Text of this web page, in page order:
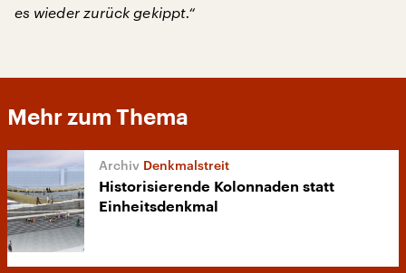
es wieder zurück gekippt.“
Mehr zum Thema
Denkmalstreit
Historisierende Kolonnaden statt
Einheitsdenkmal